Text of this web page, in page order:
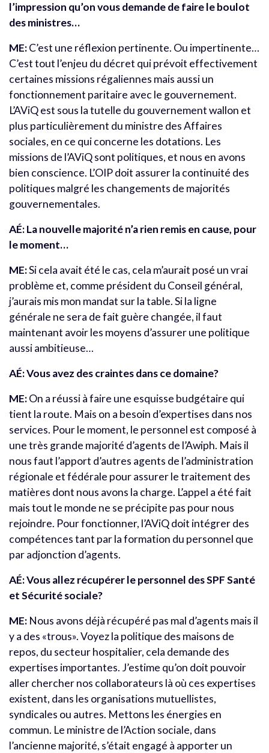
l’impression qu’on vous demande de faire le boulot
des ministres…
ME:C’est une réflexion pertinente. Ou impertinente…
C’est tout l’enjeu du décret qui prévoit effectivement
certaines missions régaliennes mais aussi un
fonctionnement paritaire avec le gouvernement.
L’AViQ est sous la tutelle du gouvernement wallon et
plus particulièrement du ministre des Affaires
sociales, en ce qui concerne les dotations. Les
missions de l’AViQ sont politiques, et nous en avons
bien conscience. L’OIP doit assurer la continuité des
politiques malgré les changements de majorités
gouvernementales.
AÉ:La nouvelle majorité n’a rien remis en cause, pour
le moment…
ME:Si cela avait été le cas, cela m’aurait posé un vrai
problème et, comme président du Conseil général,
j’aurais mis mon mandat sur la table. Si la ligne
générale ne sera de fait guère changée, il faut
maintenant avoir les moyens d’assurer une politique
aussi ambitieuse…
AÉ:Vous avez des craintes dans ce domaine?
ME:On a réussi à faire une esquisse budgétaire qui
tient la route. Mais on a besoin d’expertises dans nos
services. Pour le moment, le personnel est composé à
une très grande majorité d’agents de l’Awiph. Mais il
nous faut l’apport d’autres agents de l’administration
régionale et fédérale pour assurer le traitement des
matières dont nous avons la charge. L’appel a été fait
mais tout le monde ne se précipite pas pour nous
rejoindre. Pour fonctionner, l’AViQ doit intégrer des
compétences tant par la formation du personnel que
par adjonction d’agents.
AÉ:Vous allez récupérer le personnel des SPF Santé
et Sécurité sociale?
ME: Nous avons déjà récupéré pas mal d’agents mais il
y a des «trous». Voyez la politique des maisons de
repos, du secteur hospitalier, cela demande des
expertises importantes. J’estime qu’on doit pouvoir
aller chercher nos collaborateurs là où ces expertises
existent, dans les organisations mutuellistes,
syndicales ou autres. Mettons les énergies en
commun. Le ministre de l’Action sociale, dans
l’ancienne majorité, s’était engagé à apporter un